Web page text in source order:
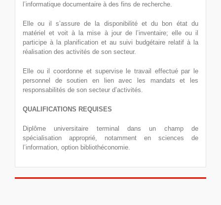
l’informatique documentaire à des fins de recherche.
Elle ou il s’assure de la disponibilité et du bon état du
matériel et voit à la mise à jour de l’inventaire; elle ou il
participe à la planification et au suivi budgétaire relatif à la
réalisation des activités de son secteur.
Elle ou il coordonne et supervise le travail effectué par le
personnel de soutien en lien avec les mandats et les
responsabilités de son secteur d’activités.
QUALIFICATIONS REQUISES
Diplôme universitaire terminal dans un champ de
spécialisation approprié, notamment en sciences de
l’information, option bibliothéconomie.